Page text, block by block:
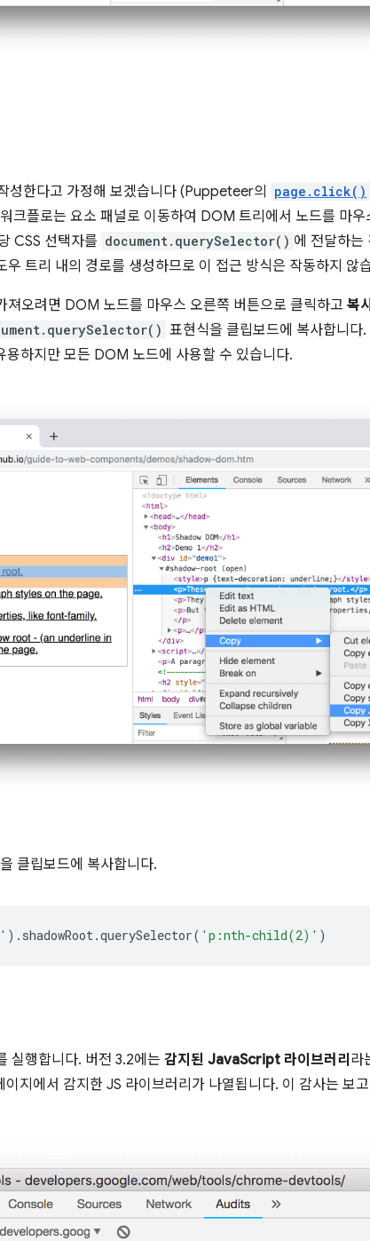
성한다고 가정해 보겠습니다 (Puppeteer의 page.click()
크플로는 요소 패널로 이동하여 DOM 트리에서 노드를 마
CSS 선택자를 document.querySelector() 에 전달하는
우 트리 내의 경로를 생성하므로 이 접근 방식은 작동하지 않
오려면 DOM 노드를 마우스 오른쪽 버튼으로 클릭하고 복
표현식을 클립보드에 복사합니다
하지만 모든 DOM 노드에 사용할 수 있습니다.
클립보드에 복사합니다.
). shadowRoot.querySelector( 'p:nth-child(2)' )
실행합니다. 버전 3.2에는 감지된 JavaScript 라이브러리 라
지에서 감지한 JS 라이브러리가 나열됩니다. 이 감사는 보고